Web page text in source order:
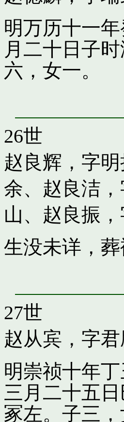
明万历十一
月二十日子
六，女一。
26世
赵良辉，字明
余、 赵良洁
山、 赵良振
生没未详，
27世
赵从宾，字
明崇祯十年
三月二十五
冢左。子三，